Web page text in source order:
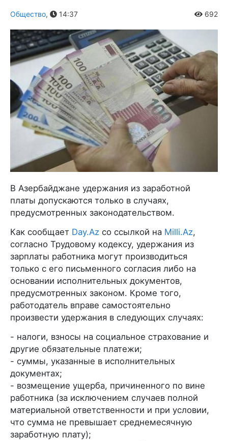
Общество, 14:37 692
В Азербайджане удержания из заработной
платы допускаются только в случаях,
предусмотренных законодательством.
Как сообщает Day.Az со ссылкой на Milli.Az,
согласно Трудовому кодексу, удержания из
зарплаты работника могут производиться
только с его письменного согласия либо на
основании исполнительных документов,
предусмотренных законом. Кроме того,
работодатель вправе самостоятельно
произвести удержания в следующих случаях:
- налоги, взносы на социальное страхование и
другие обязательные платежи;
- суммы, указанные в исполнительных
документах;
- возмещение ущерба, причиненного по вине
работника (за исключением случаев полной
материальной ответственности и при условии,
что сумма не превышает среднемесячную
заработную плату);